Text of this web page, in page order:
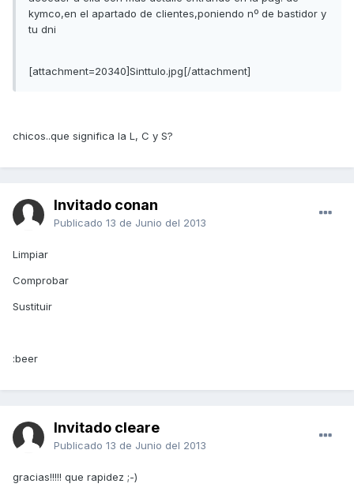
kymco,en el apartado de clientes,poniendo nº de bastidor y
tu dni
[attachment=20340]Sinttulo.jpg[/attachment]
chicos..que significa la L, C y S?
Invitado conan
Publicado 13 de Junio del 2013
Limpiar
Comprobar
Sustituir
:beer
Invitado cleare
Publicado 13 de Junio del 2013
gracias!!!!! que rapidez ;-)